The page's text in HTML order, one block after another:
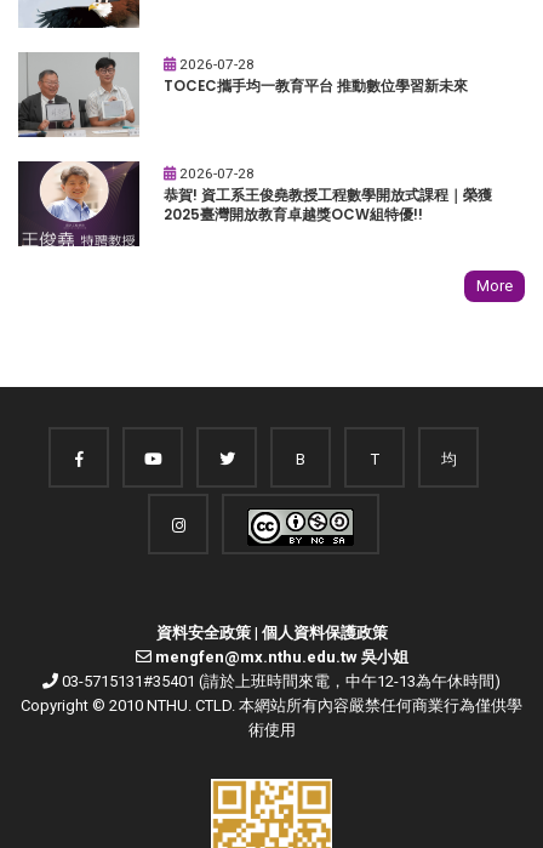
2026-07-28
TOCEC攜手均一教育平台 推動數位學習新未來
2026-07-28
恭賀! 資工系王俊堯教授工程數學開放式課程｜榮獲
2025臺灣開放教育卓越獎OCW組特優!!
More
B T 均
資料安全政策| 個人資料保護政策
mengfen@mx.nthu.edu.tw 吳小姐
03-5715131#35401 (請於上班時間來電，中午12-13為午休時間)
Copyright © 2010 NTHU. CTLD. 本網站所有內容嚴禁任何商業行為僅供學
術使用